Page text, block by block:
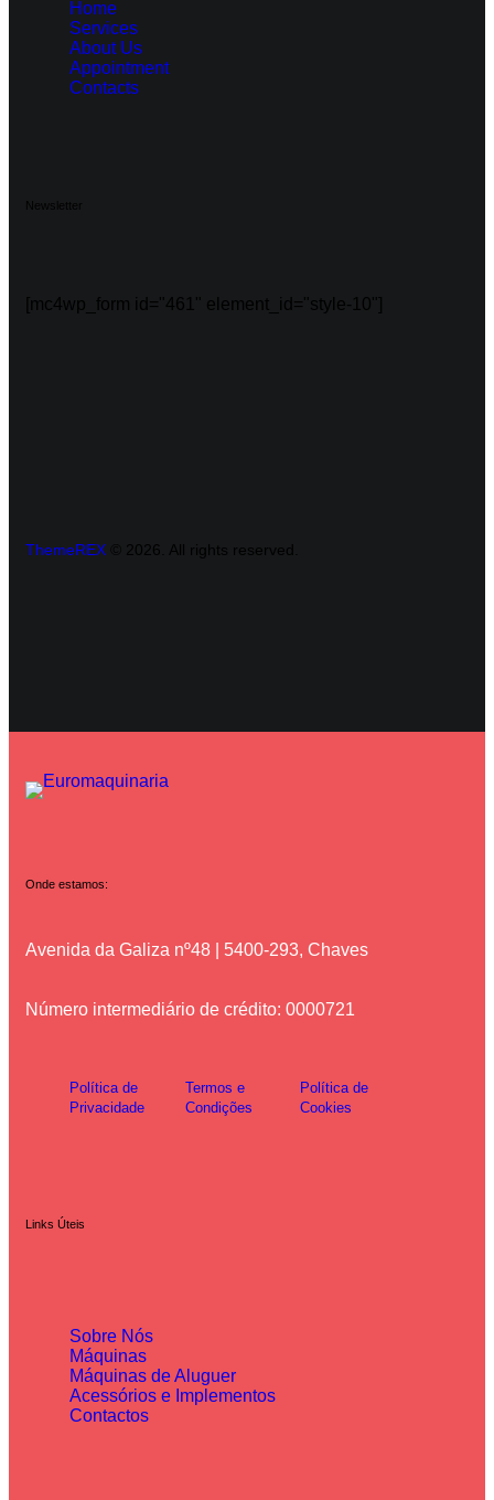
Home
Services
About Us
Appointment
Contacts
Newsletter
[mc4wp_form id="461" element_id="style-10"]
ThemeREX © 2026. All rights reserved.
Onde estamos:
Avenida da Galiza nº48 | 5400-293, Chaves
Número intermediário de crédito: 0000721
Política de
Privacidade
Termos e
Condições
Política de
Cookies
Links Úteis
Sobre Nós
Máquinas
Máquinas de Aluguer
Acessórios e Implementos
Contactos